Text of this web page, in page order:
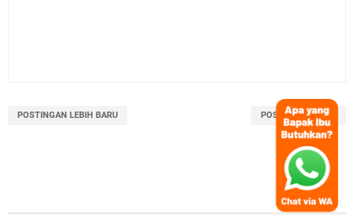
POSTINGAN LEBIH BARU POSTINGAN LAMA